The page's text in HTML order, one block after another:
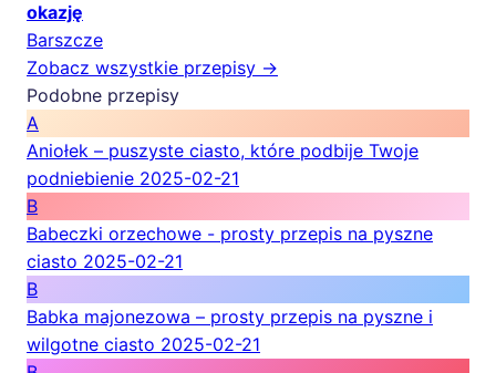
okazję
Barszcze
Zobacz wszystkie przepisy →
Podobne przepisy
A
Aniołek – puszyste ciasto, które podbije Twoje
podniebienie 2025-02-21
B
Babeczki orzechowe - prosty przepis na pyszne
ciasto 2025-02-21
B
Babka majonezowa – prosty przepis na pyszne i
wilgotne ciasto 2025-02-21